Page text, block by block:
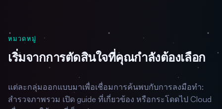
หมวดหมู่
เริ่มจากการตัดสินใจที่คุณกำลังต้องเลือก
แต่ละกลุ่มออกแบบมาเพื่อเชื่อมการค้นพบกับการลงมือทำ:
สำรวจภาพรวม เปิด guide ที่เกี่ยวข้อง หรือกระโดดไป Cloud